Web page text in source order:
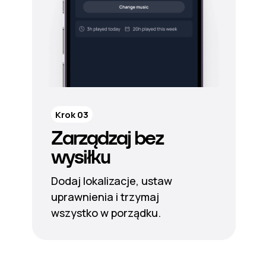
Zarządzaj bez
wysiłku
Dodaj lokalizacje, ustaw
uprawnienia i trzymaj
wszystko w porządku.
Krok 03